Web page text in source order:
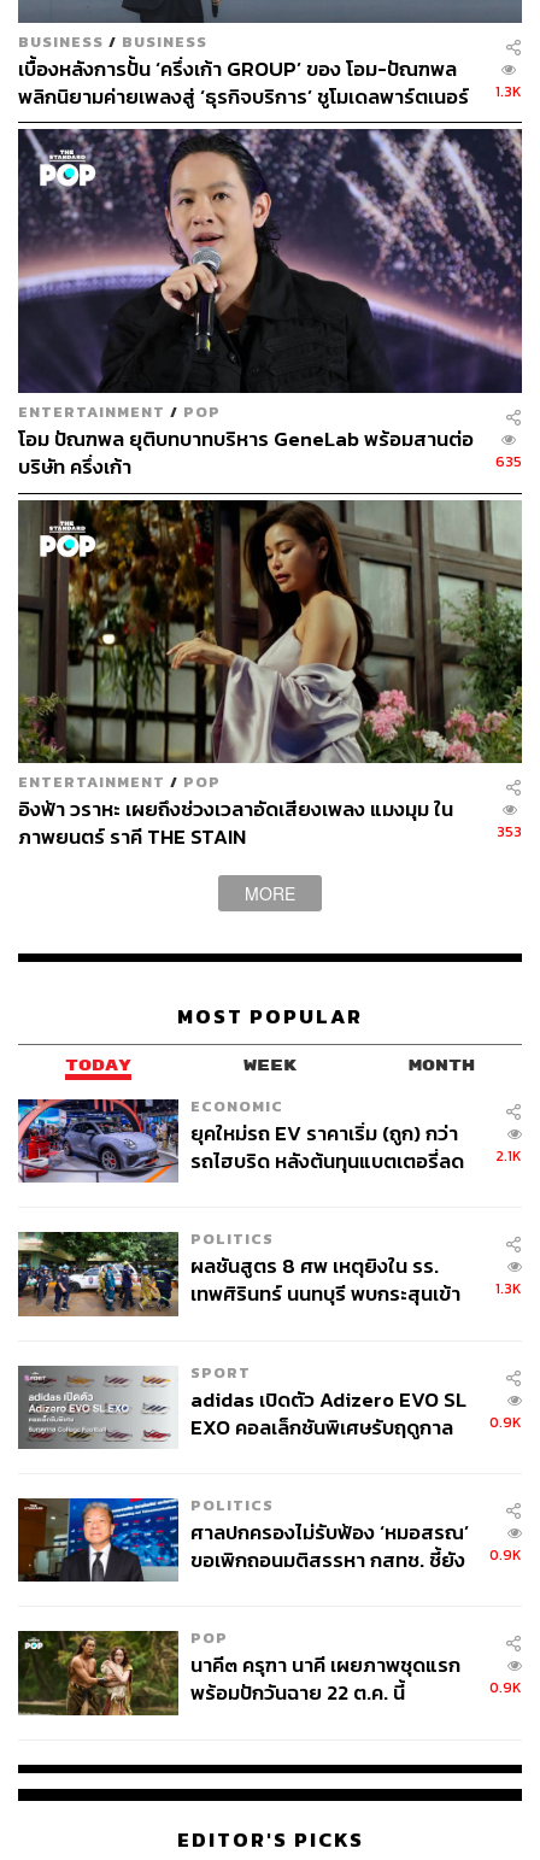
BUSINESS / BUSINESS
เบื้องหลังการปั้น ‘ครึ่งเก้า GROUP’ ของ โอม-ปัณฑพล
พลิกนิยามค่ายเพลงสู่ ‘ธุรกิจบริการ’ ชูโมเดลพาร์ตเนอร์
ร่วมลงทุน-เลิกค่านิยมนายทุนเป็นใหญ่
1.3K
ENTERTAINMENT / POP
โอม ปัณฑพล ยุติบทบาทบริหาร GeneLab พร้อมสานต่อ
บริษัท ครึ่งเก้า
635
ENTERTAINMENT / POP
อิงฟ้า วราหะ เผยถึงช่วงเวลาอัดเสียงเพลง แมงมุม ใน
ภาพยนตร์ ราคี THE STAIN
353
MORE
MOST POPULAR
TODAY WEEK MONTH
ECONOMIC
ยุคใหม่รถ EV ราคาเริ่ม (ถูก) กว่า
รถไฮบริด หลังต้นทุนแบตเตอรี่ลด
2.1K
POLITICS
ผลชันสูตร 8 ศพ เหตุยิงใน รร.
เทพศิรินทร์ นนทบุรี พบกระสุนเข้า
1.3K
SPORT
adidas เปิดตัว Adizero EVO SL
EXO คอลเล็กชันพิเศษรับฤดูกาล
0.9K
POLITICS
ศาลปกครองไม่รับฟ้อง ‘หมอสรณ’
ขอเพิกถอนมติสรรหา กสทช. ชี้ยัง
0.9K
POP
นาคี๓ ครุฑา นาคี เผยภาพชุดแรก
พร้อมปักวันฉาย 22 ต.ค. นี้
0.9K
EDITOR'S PICKS